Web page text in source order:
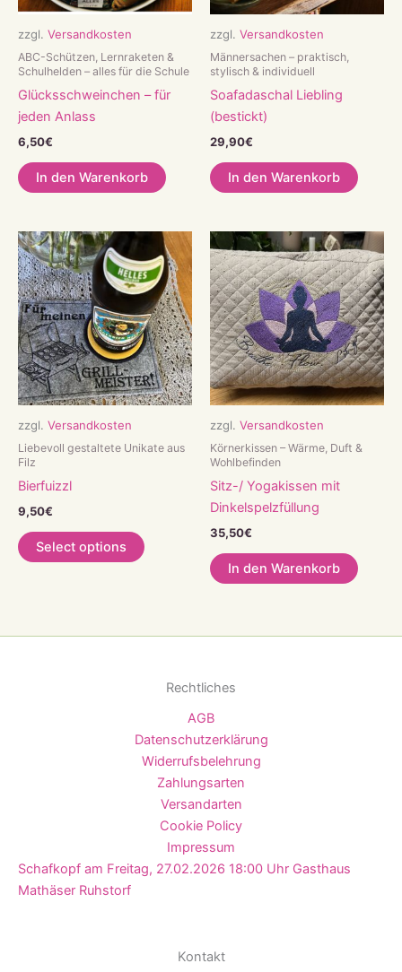
zzgl. Versandkosten
ABC-Schützen, Lernraketen &
Schulhelden – alles für die Schule
Glücksschweinchen – für
jeden Anlass
6,50€
In den Warenkorb
zzgl. Versandkosten
Männersachen – praktisch,
stylisch & individuell
Soafadaschal Liebling
(bestickt)
29,90€
In den Warenkorb
zzgl. Versandkosten
Liebevoll gestaltete Unikate aus
Filz
Bierfuizzl
9,50€
Select options
zzgl. Versandkosten
Körnerkissen – Wärme, Duft &
Wohlbefinden
Sitz-/ Yogakissen mit
Dinkelspelzfüllung
35,50€
In den Warenkorb
Rechtliches
AGB
Datenschutzerklärung
Widerrufsbelehrung
Zahlungsarten
Versandarten
Cookie Policy
Impressum
Schafkopf am Freitag, 27.02.2026 18:00 Uhr Gasthaus
Mathäser Ruhstorf
Kontakt